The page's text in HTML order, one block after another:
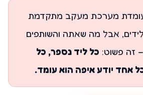
עומדת מערכת מעקב מתקדמת
לידים, אבל מה שאתה והשותפים
זה פשוט: כל ליד נספר, כל
אחד יודע איפה הוא עומד.